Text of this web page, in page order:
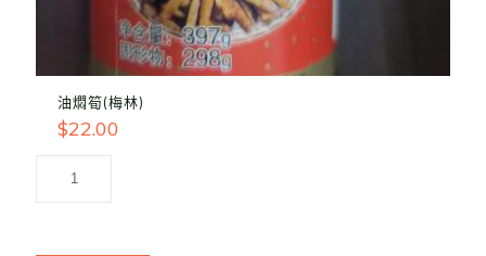
油燜筍(梅林)
$22.00